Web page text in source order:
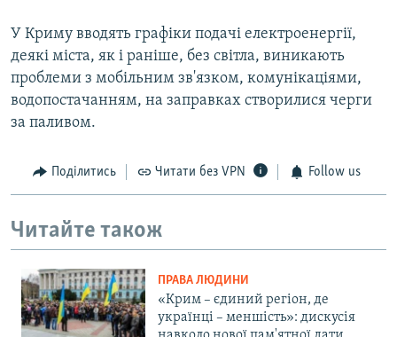
У Криму вводять графіки подачі електроенергії,
деякі міста, як і раніше, без світла, виникають
проблеми з мобільним зв'язком, комунікаціями,
водопостачанням, на заправках створилися черги
за паливом.
Поділитись Читати без VPN Follow us
Читайте також
ПРАВА ЛЮДИНИ
«Крим – єдиний регіон, де
українці – меншість»: дискусія